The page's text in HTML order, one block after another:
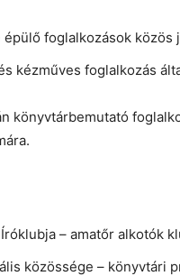
foglalkozások
kézműves foglalkozás
könyvtárbemutató
– amatőr alkotók
közössége – könyvtári